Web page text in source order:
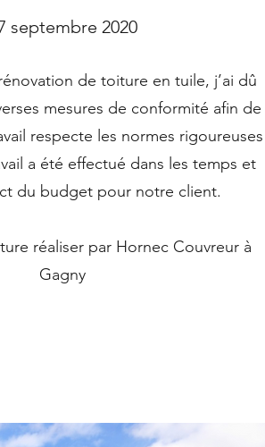
septembre 2020
de toiture en tuile, j’ai dû
mesures de conformité afin de
respecte les normes rigoureuses
a été effectué dans les temps et
du budget pour notre client.
réaliser par Hornec Couvreur à
Gagny